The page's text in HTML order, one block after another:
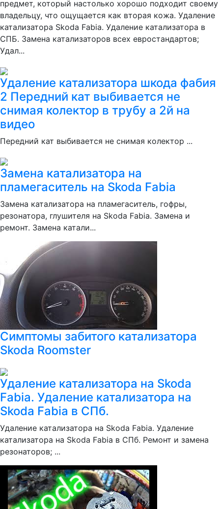
предмет, который настолько хорошо подходит своему
владельцу, что ощущается как вторая кожа. Удаление
катализатора Skoda Fabia. Удаление катализатора в
СПБ. Замена катализаторов всех евростандартов;
Удал...
Удаление катализатора шкода фабия
2 Передний кат выбивается не
снимая колектор в трубу а 2й на
видео
Передний кат выбивается не снимая колектор ...
Замена катализатора на
пламегаситель на Skoda Fabia
Замена катализатора на пламегаситель, гофры,
резонатора, глушителя на Skoda Fabia. Замена и
ремонт. Замена катали...
Симптомы забитого катализатора
Skoda Roomster
Удаление катализатора на Skoda
Fabia. Удаление катализатора на
Skoda Fabia в СПб.
Удаление катализатора на Skoda Fabia. Удаление
катализатора на Skoda Fabia в СПб. Ремонт и замена
резонаторов; ...